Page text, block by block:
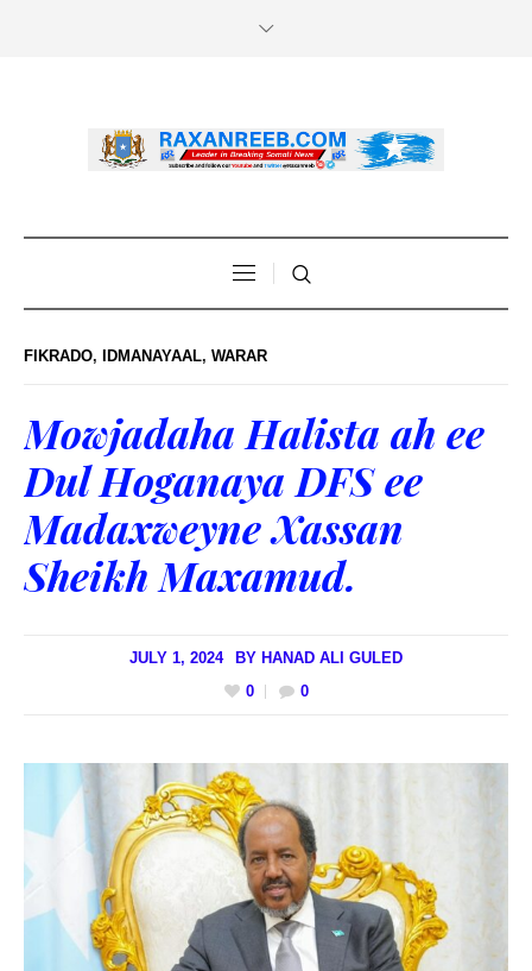
FIKRADO, IDMANAYAAL, WARAR
Mowjadaha Halista ah ee
Dul Hoganaya DFS ee
Madaxweyne Xassan
Sheikh Maxamud.
JULY 1, 2024 BY HANAD ALI GULED
0
0